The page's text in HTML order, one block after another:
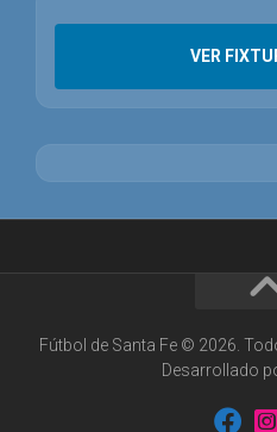
VER
Fútbol de Santa Fe © 2026.
Desarrollado